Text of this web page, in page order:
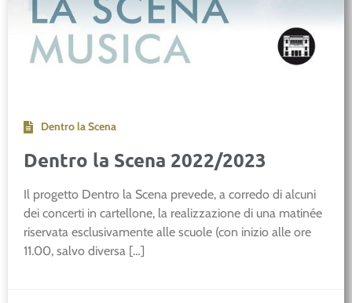
Dentro la Scena
Dentro la Scena 2022/2023
Il progetto Dentro la Scena prevede, a corredo di alcuni
dei concerti in cartellone, la realizzazione di una matinée
riservata esclusivamente alle scuole (con inizio alle ore
11.00, salvo diversa […]